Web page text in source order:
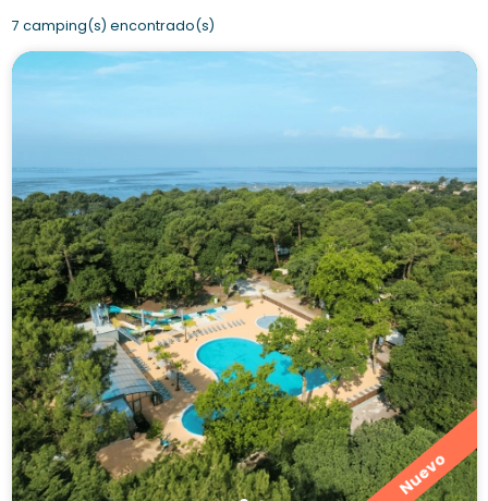
7 camping(s) encontrado(s)
Nuevo